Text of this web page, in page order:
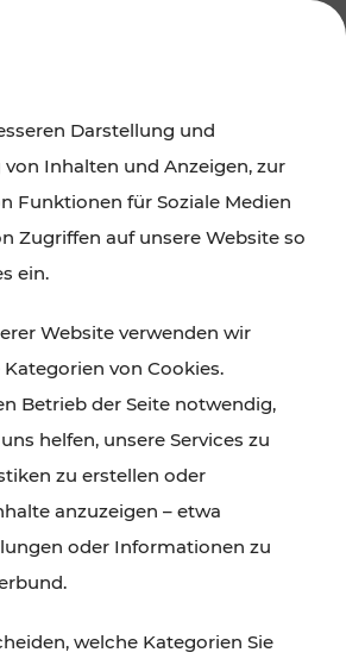
zu Fahrplanänderungen,
Überblick.
Darstellung und
Inhalten und Anzeigen, zur
Funktionen für Soziale Medien
Zugriffen auf unsere Website so
ein.
Website verwenden wir
von Cookies.
Betrieb der Seite notwendig,
helfen, unsere Services zu
zu erstellen oder
anzuzeigen – etwa
oder Informationen zu
welche Kategorien Sie